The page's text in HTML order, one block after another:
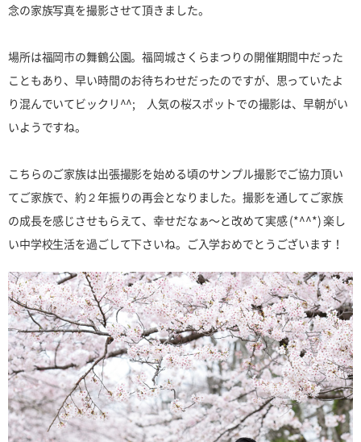
念の家族写真を撮影させて頂きました。
場所は福岡市の舞鶴公園。福岡城さくらまつりの開催期間中だった
こともあり、早い時間のお待ちわせだったのですが、思っていたよ
り混んでいてビックリ^^; 人気の桜スポットでの撮影は、早朝がい
いようですね。
こちらのご家族は出張撮影を始める頃のサンプル撮影でご協力頂い
てご家族で、約２年振りの再会となりました。撮影を通してご家族
の成長を感じさせもらえて、幸せだなぁ〜と改めて実感 (*^^*) 楽し
い中学校生活を過ごして下さいね。ご入学おめでとうございます！